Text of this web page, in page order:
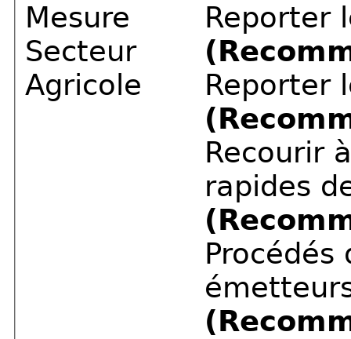
Mesure
Secteur
Agricole
Reporter
Reporter
Recourir
rapides
Procédés